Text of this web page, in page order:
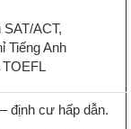
ACT,
Tiếng Anh
TOEFL
cư hấp dẫn.